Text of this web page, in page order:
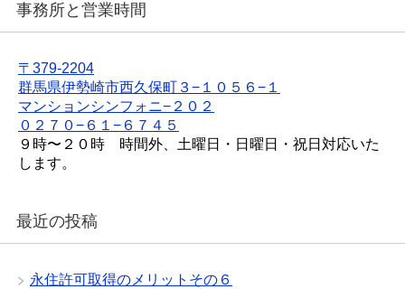
事務所と営業時間
〒379-2204
群馬県伊勢崎市西久保町３−１０５６−１
マンションシンフォニ−２０２
０２７０−６１−６７４５
９時〜２０時 時間外、土曜日・日曜日・祝日対応いた
します。
最近の投稿
永住許可取得のメリットその６